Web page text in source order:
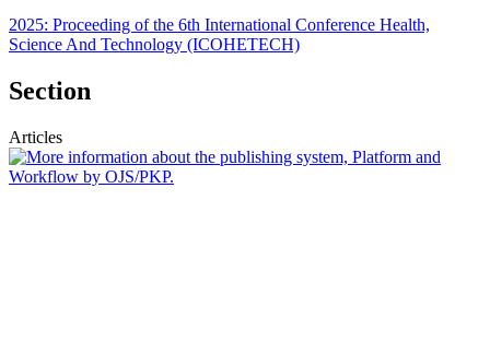
2025: Proceeding of the 6th International Conference Health,
Science And Technology (ICOHETECH)
Section
Articles